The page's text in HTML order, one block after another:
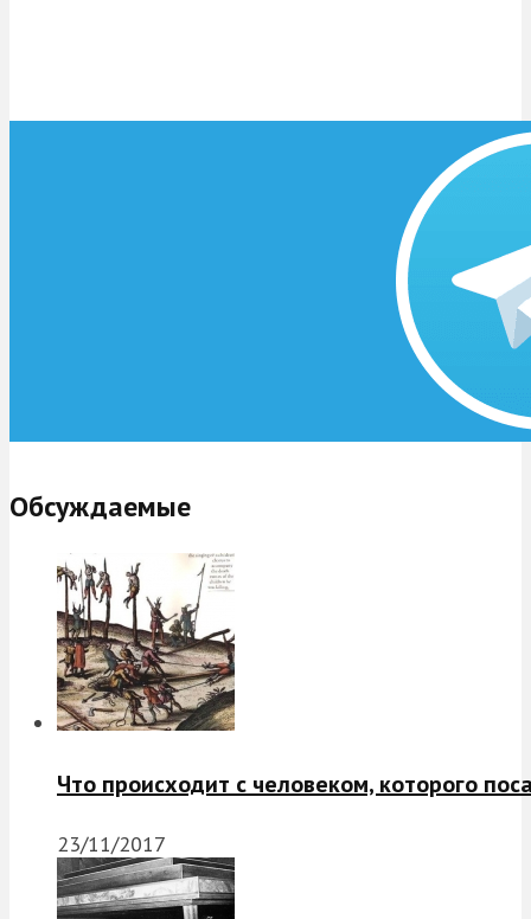
Обсуждаемые
Что происходит с человеком, которого
23/11/2017